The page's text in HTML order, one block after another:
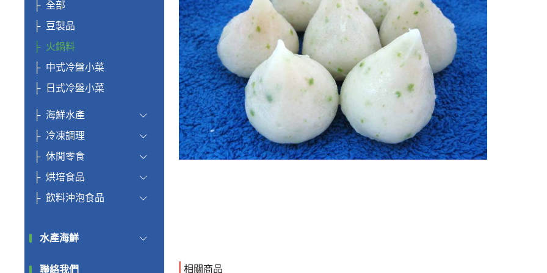
全部
豆製品
火鍋料
中式冷盤小菜
日式冷盤小菜
海鮮水產
冷凍調理
休閒零食
烘培食品
飲料沖泡食品
水產海鮮
聯絡我們 相關商品